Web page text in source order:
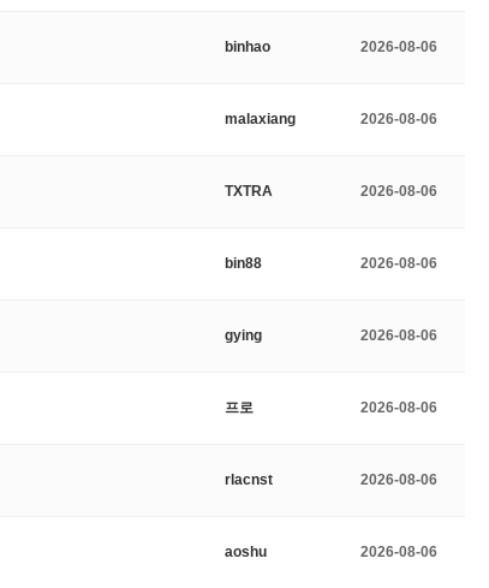
binhao 2026-08-06
malaxiang 2026-08-06
TXTRA 2026-08-06
bin88 2026-08-06
gying 2026-08-06
프로 2026-08-06
rlacnst 2026-08-06
aoshu 2026-08-06